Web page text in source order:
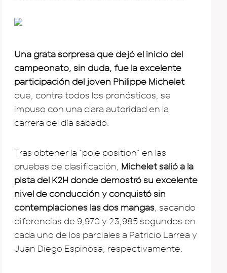
Una grata sorpresa que dejó el inicio del
campeonato, sin duda, fue la excelente
participación del joven Philippe Michelet
que, contra todos los pronósticos, se
impuso con una clara autoridad en la
carrera del día sábado.
Tras obtener la “pole position” en las
pruebas de clasificación, Michelet salió a la
pista del K2H donde demostró su excelente
nivel de conducción y conquistó sin
contemplaciones las dos mangas , sacando
diferencias de 9,970 y 23,985 segundos en
cada uno de los parciales a Patricio Larrea y
Juan Diego Espinosa, respectivamente.